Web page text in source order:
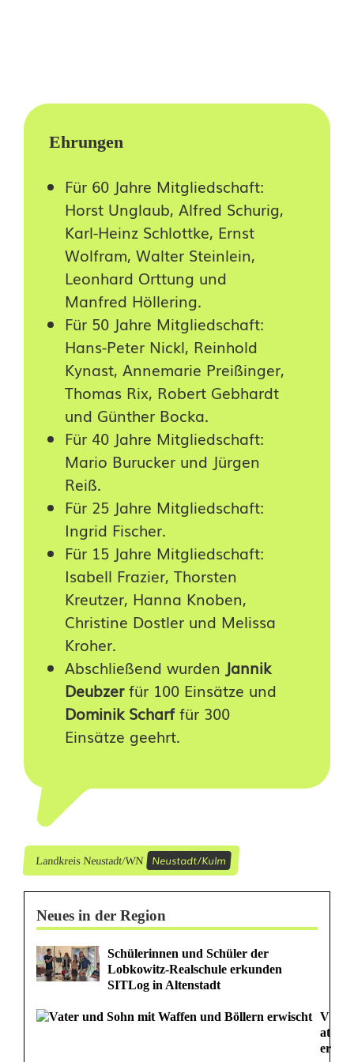
Ehrungen
Für 60 Jahre Mitgliedschaft:
Horst Unglaub, Alfred Schurig,
Karl-Heinz Schlottke, Ernst
Wolfram, Walter Steinlein,
Leonhard Orttung und
Manfred Höllering.
Für 50 Jahre Mitgliedschaft:
Hans-Peter Nickl, Reinhold
Kynast, Annemarie Preißinger,
Thomas Rix, Robert Gebhardt
und Günther Bocka.
Für 40 Jahre Mitgliedschaft:
Mario Burucker und Jürgen
Reiß.
Für 25 Jahre Mitgliedschaft:
Ingrid Fischer.
Für 15 Jahre Mitgliedschaft:
Isabell Frazier, Thorsten
Kreutzer, Hanna Knoben,
Christine Dostler und Melissa
Kroher.
Abschließend wurden Jannik
Deubzerfür 100 Einsätze und
Dominik Scharffür 300
Einsätze geehrt.
Landkreis Neustadt/WN Neustadt/Kulm
Neues in der Region
Schülerinnen und Schüler der
Lobkowitz-Realschule erkunden
SITLog in Altenstadt
V
at
er